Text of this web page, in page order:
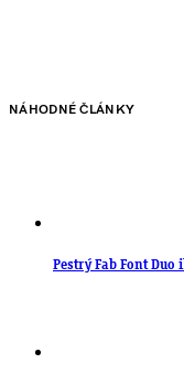
NÁHODNÉ ČLÁNKY
Pestrý Fab Font Duo